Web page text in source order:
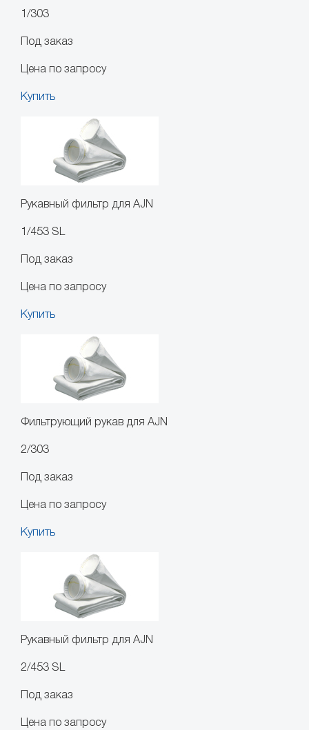
1/303
Под заказ
Цена по запросу
Купить
Рукавный фильтр для AJN
1/453 SL
Под заказ
Цена по запросу
Купить
Фильтрующий рукав для AJN
2/303
Под заказ
Цена по запросу
Купить
Рукавный фильтр для AJN
2/453 SL
Под заказ
Цена по запросу